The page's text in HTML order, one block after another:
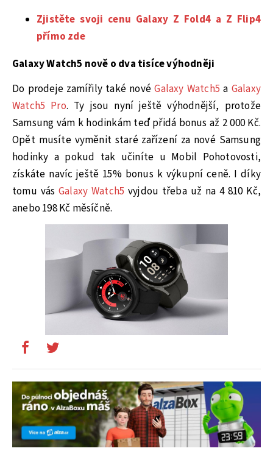
Zjistěte svoji cenu Galaxy Z Fold4 a Z Flip4
přímo zde
Galaxy Watch5 nově o dva tisíce výhodněji
Do prodeje zamířily také novéGalaxy Watch5 a Galaxy
Watch5 Pro. Ty jsou nyní ještě výhodnější, protože
Samsung vám k hodinkám teď přidá bonus až 2 000 Kč.
Opět musíte vyměnit staré zařízení za nové Samsung
hodinky a pokud tak učiníte u Mobil Pohotovosti,
získáte navíc ještě 15% bonus k výkupní ceně. I díky
tomu vás Galaxy Watch5 vyjdou třeba už na 4 810 Kč,
anebo 198 Kč měsíčně.